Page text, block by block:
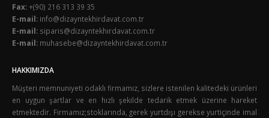
Fax:+(90) 216 313 39 35
E-mail: info@dizayntekhirdavat.com.tr
E-mail: siparis@dizayntekhirdavat.com.tr
E-mail: muhasebe@dizayntekhirdavat.com.tr
HAKKIMIZDA
Müşteri memnuniyeti odaklı firmamız, sizlere istenilen kalitedeki ürünleri
en uygun şartlar ve en hızlı şekilde tedarik etmek üzerine hareket
etmektedir. Firmamız;stoklarında, gerek yurtdışı gerekse yurtiçinde imal